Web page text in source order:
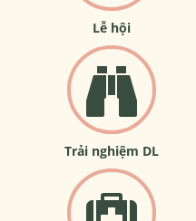
Lễ hội
Trải nghiệm DL